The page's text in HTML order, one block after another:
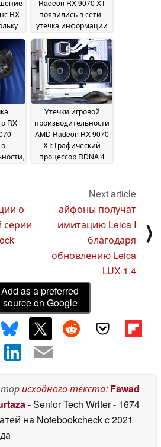
RX
уже
у
Radeon RX 9070 XT
появились в сети -
утечка информации
о спецификациях и
розничной продаже
23 января16 January
2025
RX
4
Утечки игровой
производительности
AMD Radeon RX 9070
XT: Графический
процессор RDNA 4
4080 Super и RTX
2025
о
серии
Next article
айфоны получат
имитацию Leica I
благодаря
обновлению Leica
LUX 1.4
⟩
Add as a preferred
source on Google
исходного текста: Fawad
- Senior Tech Writer- 1674
на Notebookcheckc 2021